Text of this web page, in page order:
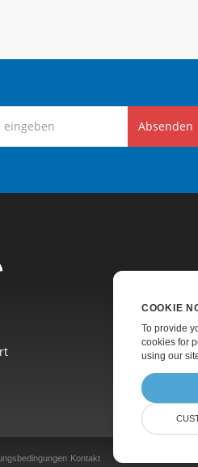
Absenden
Über
Kontakt
COOKIE
To provide
cookies for
using our